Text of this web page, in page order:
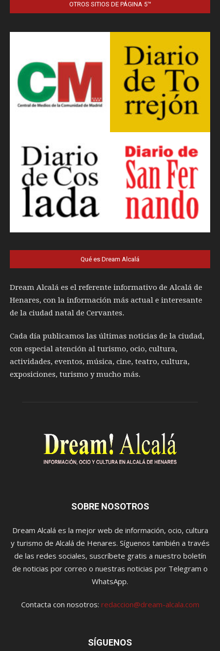
OTROS SITIOS DE PÁGINA 5™
Qué es Dream Alcalá
Dream Alcalá es el referente informativo de Alcalá de
Henares, con la información más actual e interesante
de la ciudad natal de Cervantes.
Cada día publicamos las últimas noticias de la ciudad,
con especial atención al turismo, ocio, cultura,
actividades, eventos, música, cine, teatro, cultura,
exposiciones, turismo y mucho más.
SOBRE NOSOTROS
Dream Alcalá es la mejor web de información, ocio, cultura
y turismo de Alcalá de Henares. Síguenos también a través
de las redes sociales, suscríbete gratis a nuestro boletín
de noticias por correo o nuestras noticias por Telegram o
WhatsApp.
Contacta con nosotros: redaccion@dream-alcala.com
SÍGUENOS